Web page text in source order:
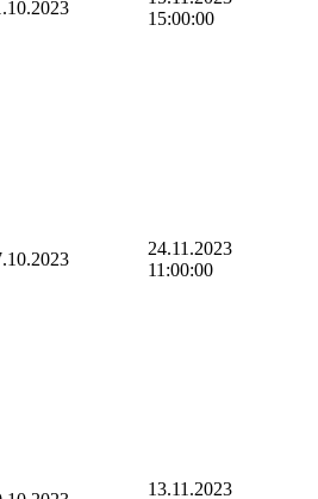
15:00:00
24.11.2023
11:00:00
13.11.2023